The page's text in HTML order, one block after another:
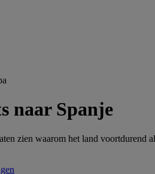
naar Spanje
zien waarom het land voortdurend